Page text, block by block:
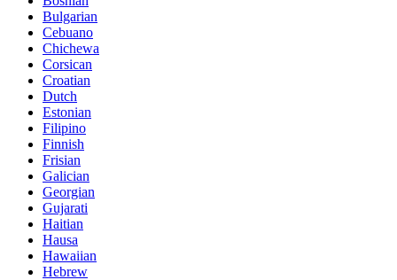
Bulgarian
Cebuano
Chichewa
Corsican
Croatian
Dutch
Estonian
Filipino
Finnish
Frisian
Galician
Georgian
Gujarati
Haitian
Hausa
Hawaiian
Hebrew